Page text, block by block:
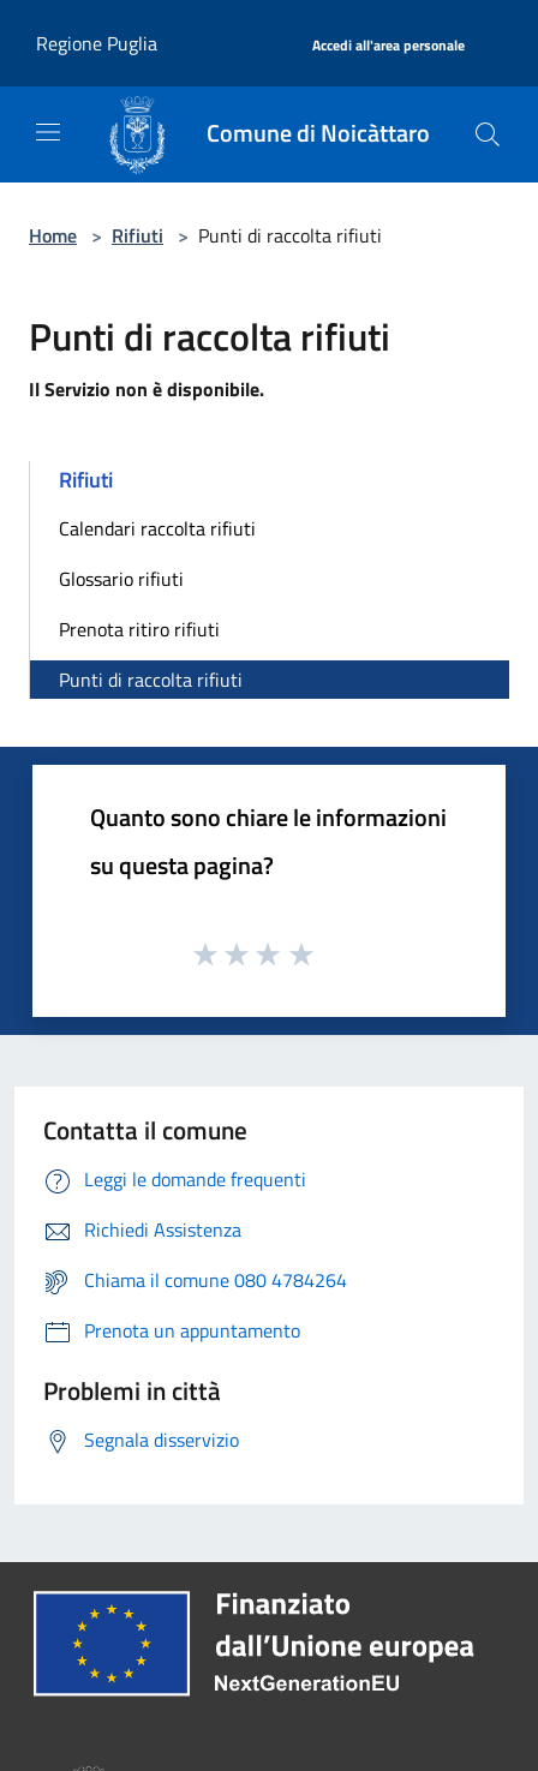
Regione Puglia
Accedi all'area personale
Comune di Noicàttaro
Home > Rifiuti > Punti di raccolta rifiuti
Punti di raccolta rifiuti
Il Servizio non è disponibile.
Rifiuti
Calendari raccolta rifiuti
Glossario rifiuti
Prenota ritiro rifiuti
Punti di raccolta rifiuti
Quanto sono chiare le informazioni
su questa pagina?
Contatta il comune
Leggi le domande frequenti
Richiedi Assistenza
Chiama il comune 080 4784264
Prenota un appuntamento
Problemi in città
Segnala disservizio